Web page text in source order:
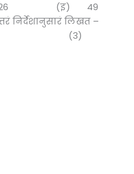
(इ) 49
निर्देशानुसारं लिखत –